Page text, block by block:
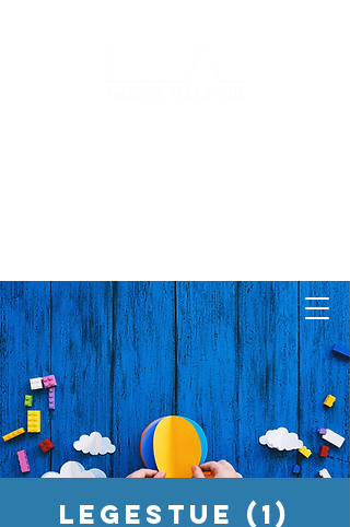
Log ind
Legestue (1)